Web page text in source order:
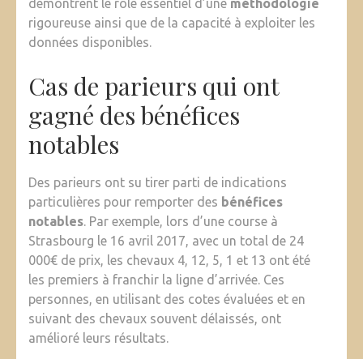
démontrent le rôle essentiel d’une méthodologie
rigoureuse ainsi que de la capacité à exploiter les
données disponibles.
Cas de parieurs qui ont
gagné des bénéfices
notables
Des parieurs ont su tirer parti de indications
particulières pour remporter des bénéfices
notables. Par exemple, lors d’une course à
Strasbourg le 16 avril 2017, avec un total de 24
000€ de prix, les chevaux 4, 12, 5, 1 et 13 ont été
les premiers à franchir la ligne d’arrivée. Ces
personnes, en utilisant des cotes évaluées et en
suivant des chevaux souvent délaissés, ont
amélioré leurs résultats.